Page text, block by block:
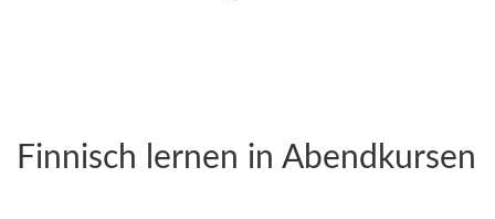
Finnisch lernen in Abendkursen